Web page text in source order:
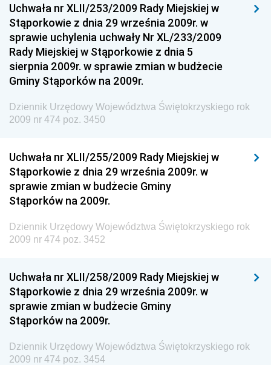
Dziennik Urzędowy Ministra Sportu
Dziennik Urzędowy Ministra Funduszy i Polityki
Regionalnej
Dziennik Urzędowy Ministra Aktywów Państwowych
Dziennik Urzędowy Ministra Zdrowia
Dziennik Urzędowy Ministra Środowiska i Głównego
Inspektora Ochrony Środowiska
Dziennik Urzędowy Ministerstwa Kultury, Dziedzictwa
Narodowego i Sportu
Dziennik Urzędowy Ministra Finansów, Funduszy i
Dziennik Urzędowy Ministra Rozwoju, Pracy i
Dziennik Urzędowy Ministra Kultury, Dziedzictwa
Narodowego i Sportu
Dziennik Urzędowy Ministra Rodziny i Polityki
Społecznej
Dziennik Urzędowy Komendy Głównej Straży
Granicznej
Uchwała nr XLII/253/2009 Rady Miejskiej w
Stąporkowie z dnia 29 września 2009r. w
sprawie uchylenia uchwały Nr XL/233/2009
Rady Miejskiej w Stąporkowie z dnia 5
sierpnia 2009r. w sprawie zmian w budżecie
Gminy Stąporków na 2009r.
Dziennik Urzędowy Województwa Świętokrzyskiego rok
2009 nr 474 poz. 3450
Uchwała nr XLII/255/2009 Rady Miejskiej w
Stąporkowie z dnia 29 września 2009r. w
sprawie zmian w budżecie Gminy
Stąporków na 2009r.
Dziennik Urzędowy Województwa Świętokrzyskiego rok
2009 nr 474 poz. 3452
Uchwała nr XLII/258/2009 Rady Miejskiej w
Stąporkowie z dnia 29 września 2009r. w
sprawie zmian w budżecie Gminy
Stąporków na 2009r.
Dziennik Urzędowy Województwa Świętokrzyskiego rok
2009 nr 474 poz. 3454